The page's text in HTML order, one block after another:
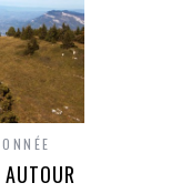
AUTOUR